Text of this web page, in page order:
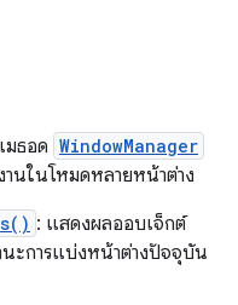
มธอด WindowManager
นในโหมดหลายหน้าต่าง
: แสดงผลออบเจ็กต์
นะการแบ่งหน้าต่างปัจจุบัน